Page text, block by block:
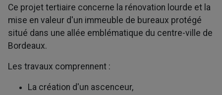
Ce projet tertiaire concerne la rénovation lourde et la
mise en valeur d'un immeuble de bureaux protégé
situé dans une allée emblématique du centre-ville de
Bordeaux.
Les travaux comprennent :
La création d'un ascenceur,